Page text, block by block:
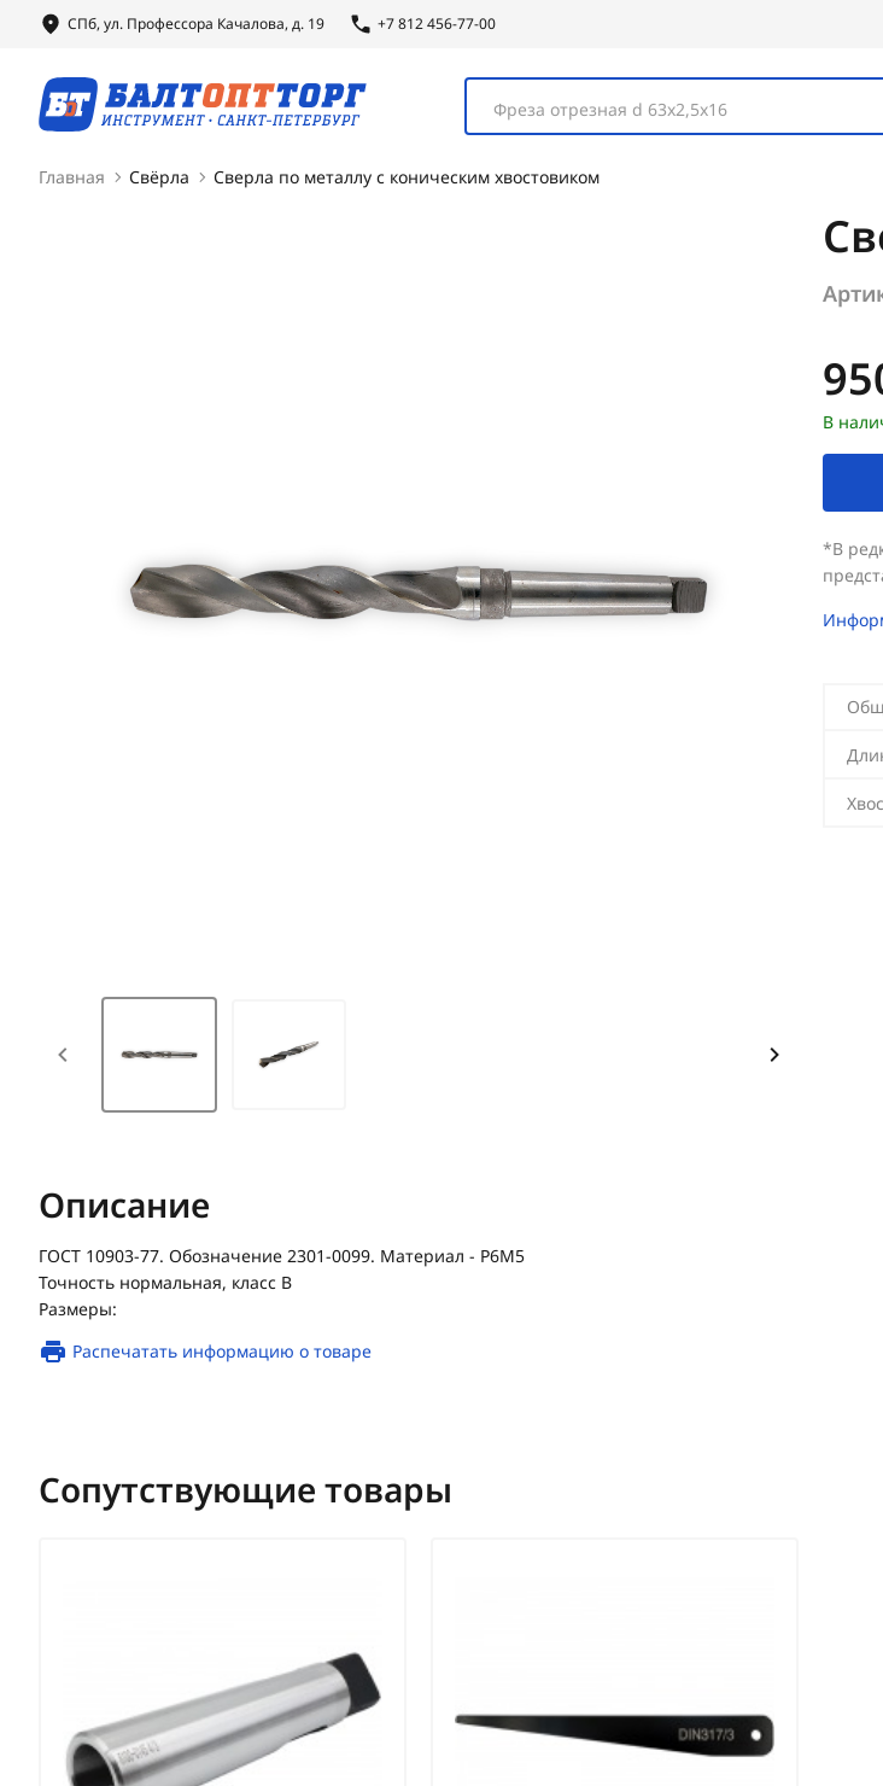
СПб, ул. Профессора Качалова, д. 19 +7 812 456-77-00
Фреза отрезная d 63х2,5х16
Главная Свёрла Сверла по металлу с коническим хвостовиком
В
*В
Описание
ГОСТ 10903-77. Обозначение 2301-0099. Материал - Р6М5
Точность нормальная, класс В
Размеры:
Распечатать информацию о товаре
Сопутствующие товары